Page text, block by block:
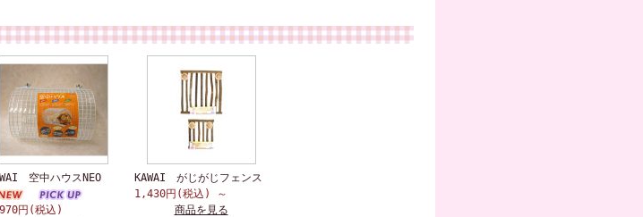
空中ハウスNEO
円(税込)
KAWAI がじがじフェンス
1,430円(税込)
～
商品を見る